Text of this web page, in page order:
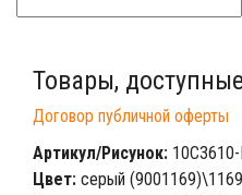
Товары,
Договор публичной оферты
Артикул/Рисунок:
Цвет: серый